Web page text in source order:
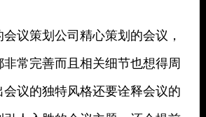
议策划公司精心策划的会议，
常完善而且相关细节也想得周
议的独特风格还要诠释会议的